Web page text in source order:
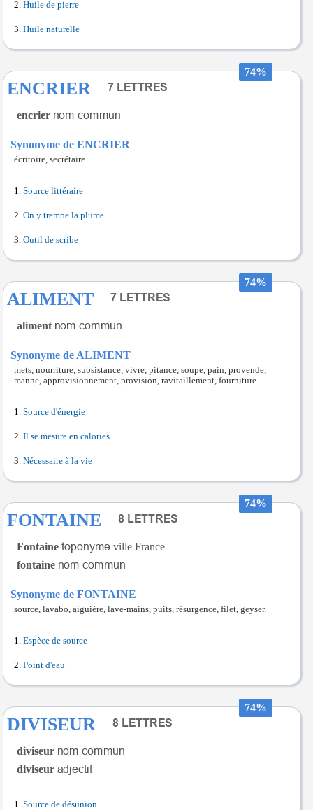
Huile de pierre
Huile naturelle
74%
ENCRIER
encrier
Synonyme de ENCRIER
écritoire, secrétaire.
Source littéraire
On y trempe la plume
Outil de scribe
74%
ALIMENT
aliment
Synonyme de ALIMENT
mets, nourriture, subsistance, vivre, pitance, soupe, pain, provende,
manne, approvisionnement, provision, ravitaillement, fourniture.
Source d'énergie
Il se mesure en calories
Nécessaire à la vie
74%
FONTAINE
Fontaine
ville France
fontaine
Synonyme de FONTAINE
source, lavabo, aiguière, lave-mains, puits, résurgence, filet, geyser.
Espèce de source
Point d'eau
74%
DIVISEUR
diviseur
diviseur
Source de désunion